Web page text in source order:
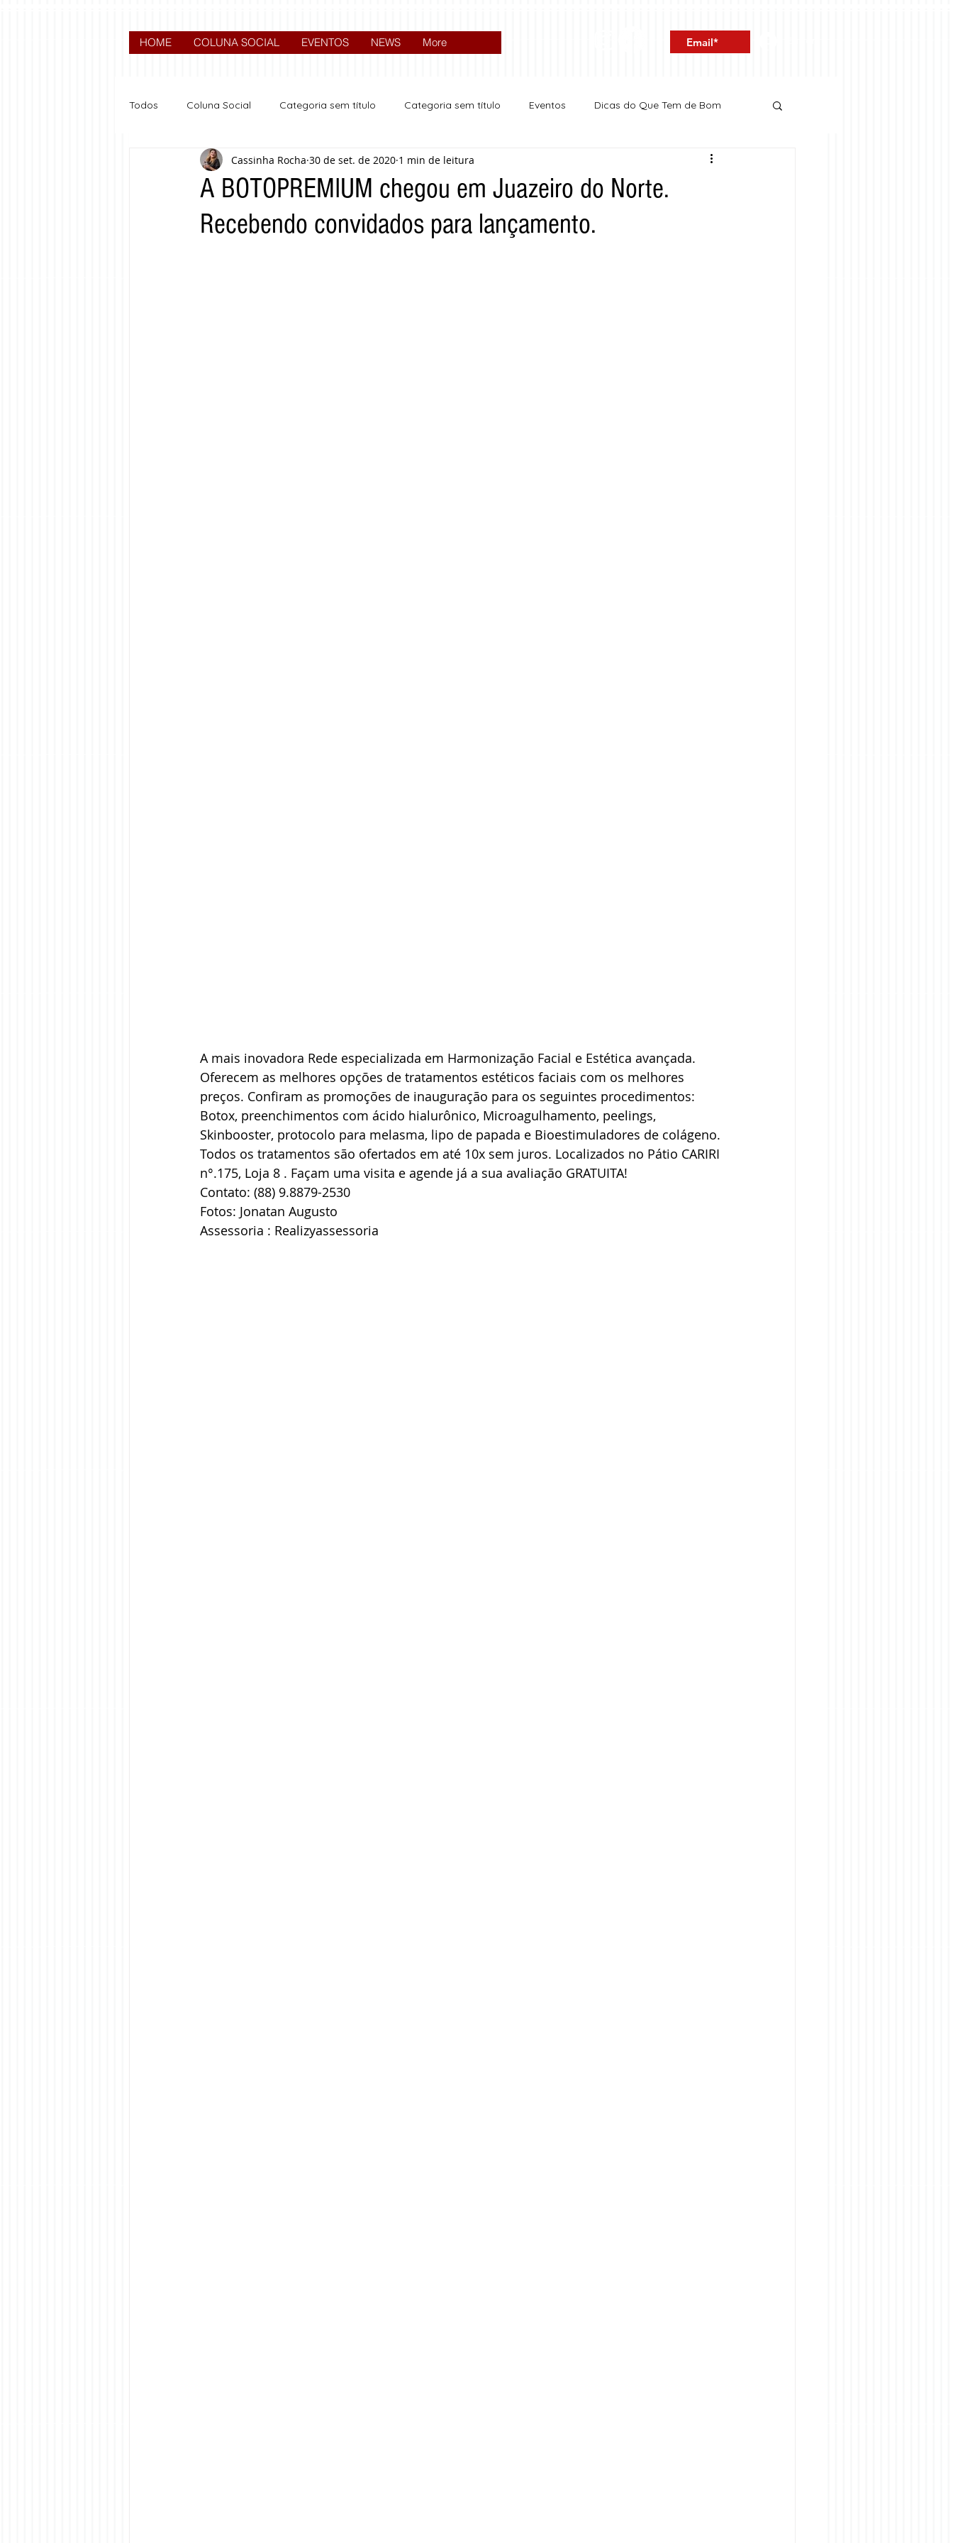
HOME COLUNA SOCIAL EVENTOS NEWS More
Todos Coluna Social Categoria sem título Categoria sem título Eventos Dicas do Que Tem de Bom
Nova categoria Expocrato 2024 Política
A BOTOPREMIUM chegou em Juazeiro do Norte.
Recebendo convidados para lançamento.
Cassinha Rocha 30 de set. de 2020 1 min de leitura
A mais inovadora Rede especializada em Harmonização Facial e Estética avançada.
Oferecem as melhores opções de tratamentos estéticos faciais com os melhores
preços. Confiram as promoções de inauguração para os seguintes procedimentos:
Botox, preenchimentos com ácido hialurônico, Microagulhamento, peelings,
Skinbooster, protocolo para melasma, lipo de papada e Bioestimuladores de colágeno.
Todos os tratamentos são ofertados em até 10x sem juros. Localizados no Pátio CARIRI
n°.175, Loja 8 . Façam uma visita e agende já a sua avaliação GRATUITA!
Contato: (88) 9.8879-2530
Fotos: Jonatan Augusto
Assessoria : Realizyassessoria